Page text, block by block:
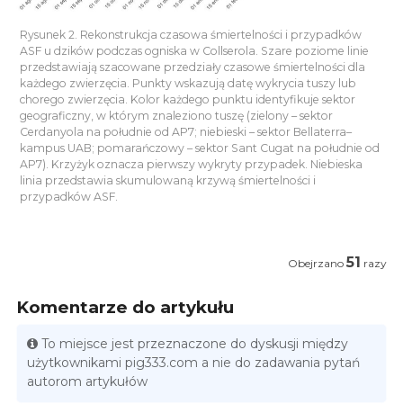
Rysunek 2. Rekonstrukcja czasowa śmiertelności i przypadków
ASF u dzików podczas ogniska w Collserola. Szare poziome linie
przedstawiają szacowane przedziały czasowe śmiertelności dla
każdego zwierzęcia. Punkty wskazują datę wykrycia tuszy lub
chorego zwierzęcia. Kolor każdego punktu identyfikuje sektor
geograficzny, w którym znaleziono tuszę (zielony – sektor
Cerdanyola na południe od AP7; niebieski – sektor Bellaterra–
kampus UAB; pomarańczowy – sektor Sant Cugat na południe od
AP7). Krzyżyk oznacza pierwszy wykryty przypadek. Niebieska
linia przedstawia skumulowaną krzywą śmiertelności i
przypadków ASF.
Obejrzano 51 razy
Komentarze do artykułu
To miejsce jest przeznaczone do dyskusji między
użytkownikami pig333.com a nie do zadawania pytań
autorom artykułów